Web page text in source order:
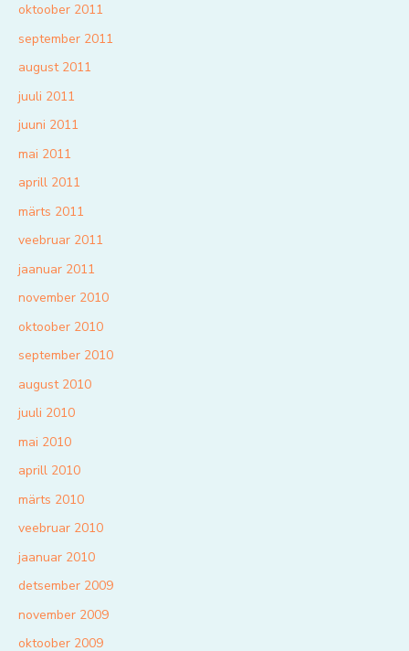
oktoober 2011
september 2011
august 2011
juuli 2011
juuni 2011
mai 2011
aprill 2011
märts 2011
veebruar 2011
jaanuar 2011
november 2010
oktoober 2010
september 2010
august 2010
juuli 2010
mai 2010
aprill 2010
märts 2010
veebruar 2010
jaanuar 2010
detsember 2009
november 2009
oktoober 2009